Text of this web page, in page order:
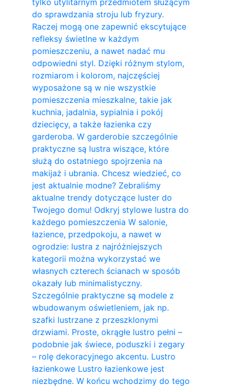
do sprawdzania stroju lub fryzury.
Raczej mogą one zapewnić ekscytujące
refleksy świetlne w każdym
pomieszczeniu, a nawet nadać mu
odpowiedni styl. Dzięki różnym stylom,
rozmiarom i kolorom, najczęściej
wyposażone są w nie wszystkie
pomieszczenia mieszkalne, takie jak
kuchnia, jadalnia, sypialnia i pokój
dziecięcy, a także łazienka czy
garderoba. W garderobie szczególnie
praktyczne są lustra wiszące, które
służą do ostatniego spojrzenia na
makijaż i ubrania. Chcesz wiedzieć, co
jest aktualnie modne? Zebraliśmy
aktualne trendy dotyczące luster do
Twojego domu! Odkryj stylowe lustra do
każdego pomieszczenia W salonie,
łazience, przedpokoju, a nawet w
ogrodzie: lustra z najróżniejszych
kategorii można wykorzystać we
własnych czterech ścianach w sposób
okazały lub minimalistyczny.
Szczególnie praktyczne są modele z
wbudowanym oświetleniem, jak np.
szafki lustrzane z przeszklonymi
drzwiami. Proste, okrągłe lustro pełni –
podobnie jak świece, poduszki i zegary
– rolę dekoracyjnego akcentu. Lustro
łazienkowe Lustro łazienkowe jest
niezbędne. W końcu wchodzimy do tego